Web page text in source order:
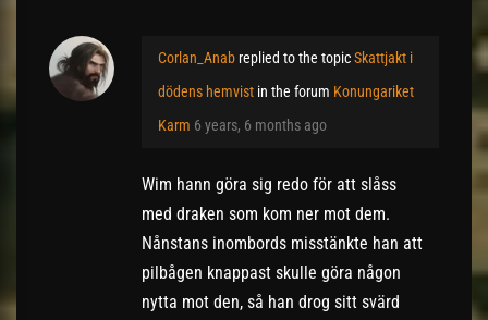
Corlan_Anab replied to the topicSkattjakt i
dödens hemvist in the forum Konungariket
Karm 6 years, 6 months ago
Wim hann göra sig redo för att slåss
med draken som kom ner mot dem.
Nånstans inombords misstänkte han att
pilbågen knappast skulle göra någon
nytta mot den, så han drog sitt svärd